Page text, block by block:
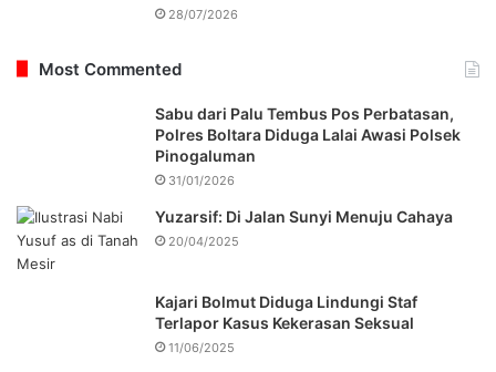
28/07/2026
Most Commented
Sabu dari Palu Tembus Pos Perbatasan,
Polres Boltara Diduga Lalai Awasi Polsek
Pinogaluman
31/01/2026
Yuzarsif: Di Jalan Sunyi Menuju Cahaya
20/04/2025
Kajari Bolmut Diduga Lindungi Staf
Terlapor Kasus Kekerasan Seksual
11/06/2025